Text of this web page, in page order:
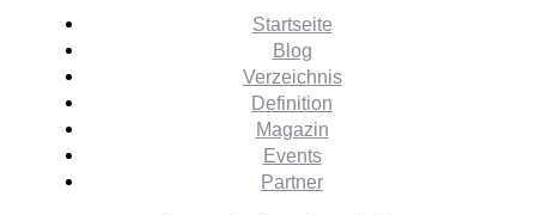
Startseite
Blog
Verzeichnis
Definition
Magazin
Events
Partner